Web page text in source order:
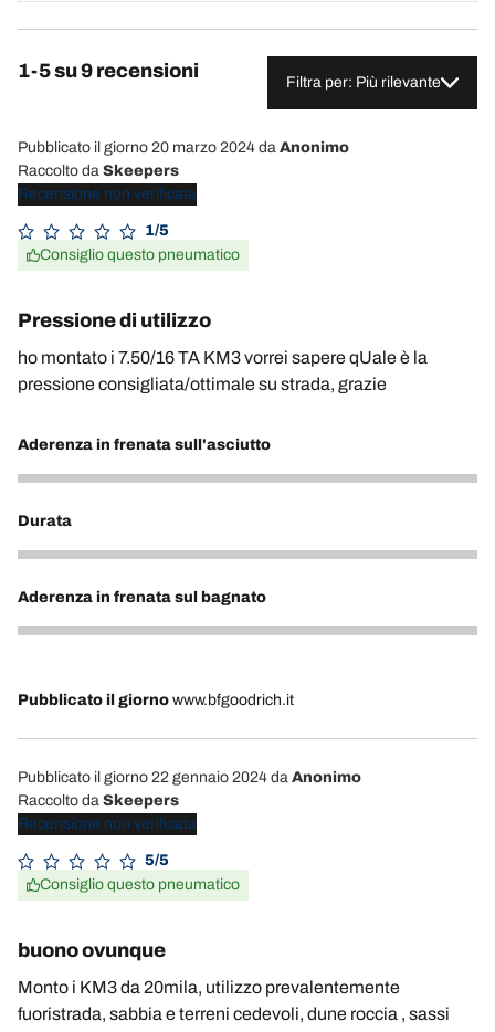
1-5 su 9 recensioni
Filtra per: Più rilevante
Pubblicato il giorno 20 marzo 2024 da Anonimo
Raccolto da Skeepers
Recensione non verificata
1/5
Consiglio questo pneumatico
Pressione di utilizzo
ho montato i 7.50/16 TA KM3 vorrei sapere qUale è la
pressione consigliata/ottimale su strada, grazie
Aderenza in frenata sull'asciutto
1
Durata
1
Aderenza in frenata sul bagnato
1
Pubblicato il giorno www.bfgoodrich.it
Pubblicato il giorno 22 gennaio 2024 da Anonimo
Raccolto da Skeepers
Recensione non verificata
5/5
Consiglio questo pneumatico
buono ovunque
Monto i KM3 da 20mila, utilizzo prevalentemente
fuoristrada, sabbia e terreni cedevoli, dune roccia , sassi